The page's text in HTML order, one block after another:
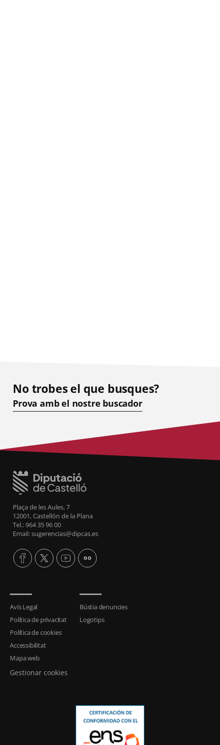
No trobes el que busques?
Prova amb el nostre buscador
Plaça de les Aules, 7
12001, Castellón de la Plana
Tel.: 964 35 96 00
Email: sugerencias@dipcas.es
Avís Legal
Política de privacitat
Política de cookies
Accessibilitat
Mapa web
Gestionar cookies
Bústia denuncies
Logotips